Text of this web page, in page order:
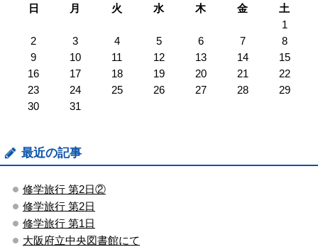
日
月 火 水 木 金
土
1
2
3 4 5 6 7
8
9
10 11 12 13 14
15
16
17 18 19 20 21
22
23
24 25 26 27 28
29
30
31
最近の記事
修学旅行 第2日②
修学旅行 第2日
修学旅行 第1日
大阪府立中央図書館にて